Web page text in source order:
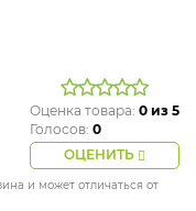
Оценка товара: 0 из 5
Голосов: 0
ОЦЕНИТЬ
и может отличаться от